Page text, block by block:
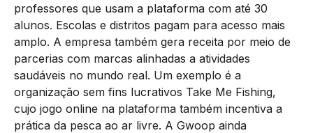
professores que usam a plataforma com até 30
alunos. Escolas e distritos pagam para acesso mais
amplo. A empresa também gera receita por meio de
parcerias com marcas alinhadas a atividades
saudáveis no mundo real. Um exemplo é a
organização sem fins lucrativos Take Me Fishing,
cujo jogo online na plataforma também incentiva a
prática da pesca ao ar livre. A Gwoop ainda